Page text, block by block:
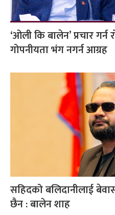
‘ओली कि बालेन’ प्रचार
गोपनीयता भंग नगर्न आग्रह
सहिदको बलिदानीलाई
छैन : बालेन शाह